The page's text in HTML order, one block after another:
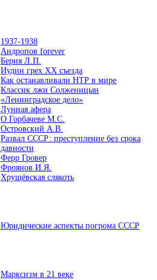
1937-1938
Андропов forever
Берия Л.П.
Иудин грех ХХ съезда
Как останавливали НТР в мире
Классик лжи Солженицын
«Ленинградское дело»
Лунная афера
О Горбачеве М.С.
Островский А.В.
Развал СССР: преступление без срока
давности
Ферр Гровер
Фроянов И.Я.
Хрущёвская слякоть
Юридические аспекты погрома СССР
Марксизм в 21 веке